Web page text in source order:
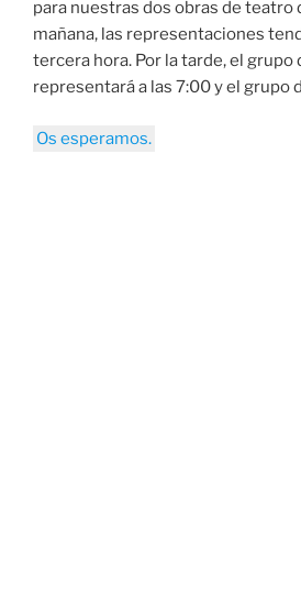
para nuestras dos obras de teatro
mañana, las representaciones
tercera hora. Por la tarde, el grupo
representará a las 7:00 y el grupo
Os esperamos.